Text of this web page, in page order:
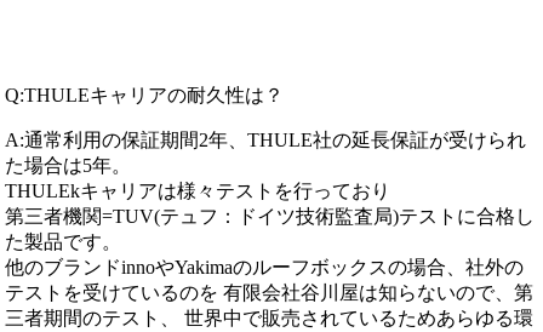
Q:THULEキャリアの耐久性は？
A:通常利用の保証期間2年、THULE社の延長保証が受けられ
た場合は5年。
THULEkキャリアは様々テストを行っており
第三者機関=TUV(テュフ：ドイツ技術監査局)テストに合格し
た製品です。
他のブランドinnoやYakimaのルーフボックスの場合、社外の
テストを受けているのを 有限会社谷川屋は知らないので、第
三者期間のテスト、 世界中で販売されているためあらゆる環